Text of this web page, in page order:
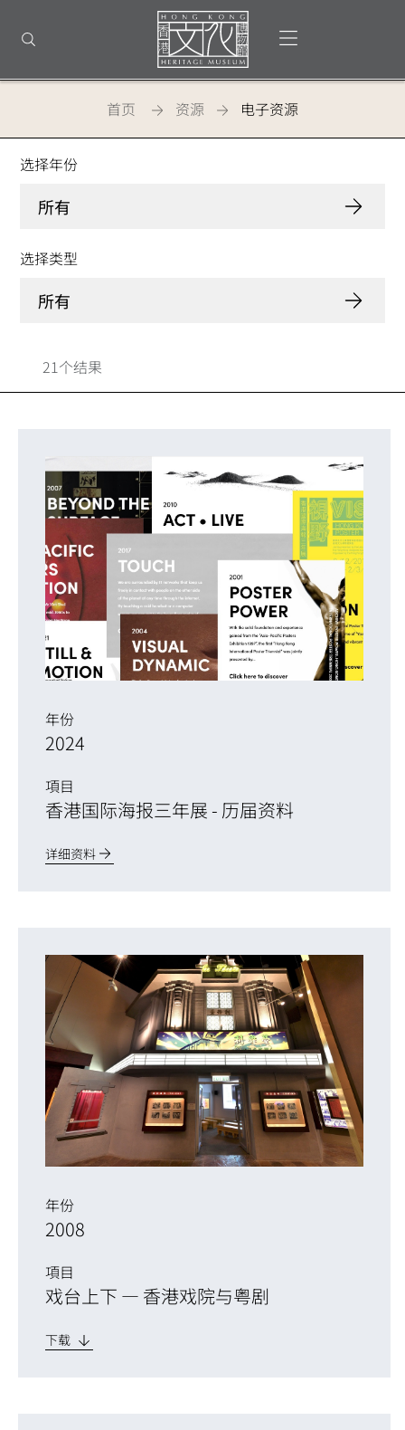
部
打开搜索
首
页
打开选单
首页 资源 电子资源
港文化博物馆 - 电子资源
选择年份
所有
选择类型
所有
21个结果
年份
2024
項目
香港国际海报三年展 - 历届资料
详细资料
年份
2008
項目
戏台上下 — 香港戏院与粤剧
下载